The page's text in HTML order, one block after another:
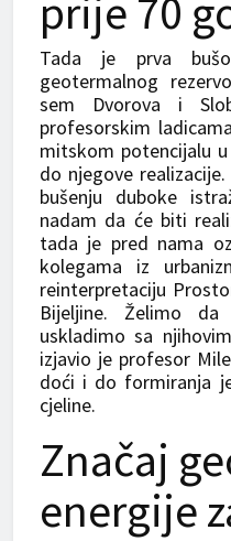
prije 70
Tada je prva
geotermalnog
sem Dvorova i
profesorskim
mitskom potencijalu
do njegove
bušenju duboke
nadam da će biti
tada je pred nama
kolegama iz
reinterpretaciju
Bijeljine. Želimo da
uskladimo sa
izjavio je profesor
doći i do formiranja
cjeline.
Značaj
energije